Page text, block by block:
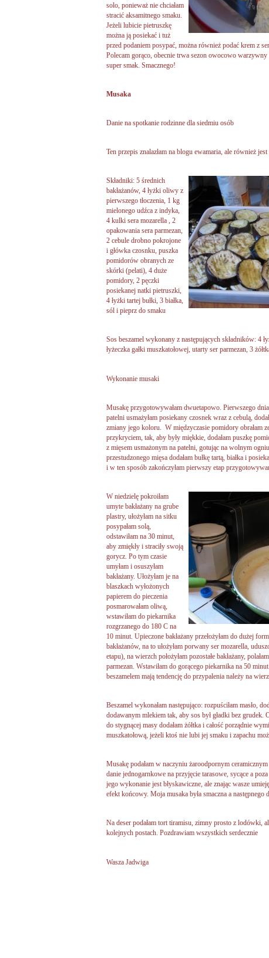
solo, ponieważ nie chciałam
stracić aksamitnego smaku.
Jeżeli lubicie pietruszkę
można ją posiekać i tuż
przed podaniem posypać, można również podać krem z
Polecam gorąco, obecnie trwa sezon owocowo
super smak. Smacznego!
Musaka
Danie na spotkanie rodzinne dla siedmiu osób
Ten przepis znalazłam na blogu ewamaria, ale również
Składniki: 5 średnich
bakłażanów, 4 łyżki oliwy z
pierwszego tłoczenia, 1 kg
mielonego udźca z indyka,
4 kulki sera mozarella , 2
opakowania sera parmezan,
2 cebule drobno pokrojone
i główka czosnku, puszka
pomidorów obranych ze
skórki (pelati), 4 duże
pomidory, 2 pęczki
posiekanej natki pietruszki,
4 łyżki tartej bułki, 3 białka,
sól i pieprz do smaku
Sos beszamel wykonany z następujących składników: 4
łyżeczka gałki muszkatołowej, utarty ser parmezan, 3
Wykonanie musaki
Musakę przygotowywałam dwuetapowo. Pierwszego
patelni usmażyłam posiekany czosnek wraz z cebulą,
zmiany jego koloru. W międzyczasie pomidory obrałam
przykryciem, tak, aby były miękkie, dodałam puszkę
z mięsem usmażonym na patelni, gotując na wolnym
przestudzonego mięsa dodałam bułkę tartą, białka i
i w ten sposób zakończyłam pierwszy etap
W niedzielę pokroiłam
umyte bakłażany na grube
plastry, ułożyłam na sitku
posypałam solą,
odstawiłam na 30 minut,
aby zmiękły i straciły swoją
gorycz. Po tym czasie
umyłam i osuszyłam
bakłażany. Ułożyłam je na
blaszkach wyłożonych
papierem do pieczenia
posmarowałam oliwą,
wstawiłam do piekarnika
rozgrzanego do 180 C na
10 minut. Upieczone bakłażany przełożyłam do dużej
bakłażanów, na to ułożyłam porwany ser mozarella,
etapu), na wierzch położyłam pozostałe bakłażany,
parmezan. Wstawiłam do gorącego piekarnika na 50
beszamelem mają tendencję do przypalenia należy na
Beszamel wykonałam następująco: rozpuściłam masło,
dodawanym mlekiem tak, aby sos był gładki bez grudek.
do stygnącej masy dodałam żółtka i całość porządnie
muszkatołową, jeżeli ktoś nie lubi jej smaku i zapachu
Musakę podałam w naczyniu żaroodpornym
danie jednogarnkowe na przyjęcie tarasowe, sycące a
jego wykonanie jest błyskawiczne, ale znając wasze
efekt końcowy. Moja musaka była smaczna a następnego
Na deser podałam tort tiramisu, zimny prosto z lodówki,
kolejnych postach. Pozdrawiam wszystkich serdecznie
Wasza Jadwiga